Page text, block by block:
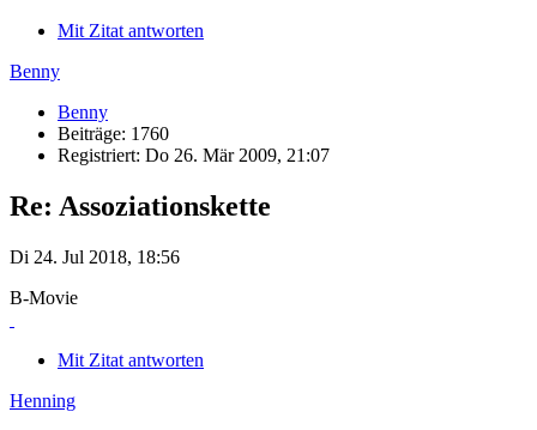
Mit Zitat antworten
Benny
Benny
Beiträge: 1760
Registriert: Do 26. Mär 2009, 21:07
Re: Assoziationskette
Di 24. Jul 2018, 18:56
B-Movie
Mit Zitat antworten
Henning